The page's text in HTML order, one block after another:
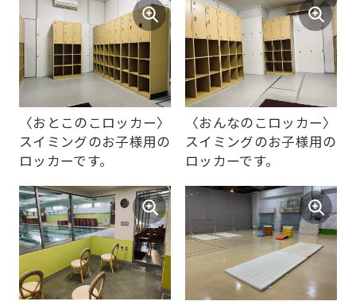
〈おとこのこロッカー〉
スイミングのお子様用の
ロッカーです。
〈おんなのこロッカー〉
スイミングのお子様用の
ロッカーです。
into
English.
Click
the
link
below
(start
automatic
translation)
to
return